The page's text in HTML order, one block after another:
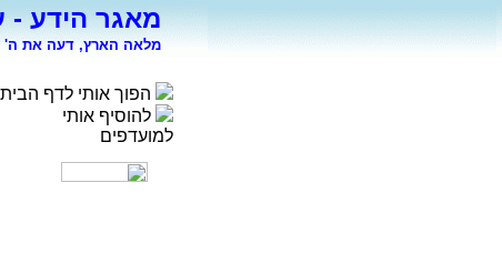
מאגר הידע -
מלאה הארץ, דעה את ה'
הפוך אותי לדף הבית
להוסיף אותי
למועדפים